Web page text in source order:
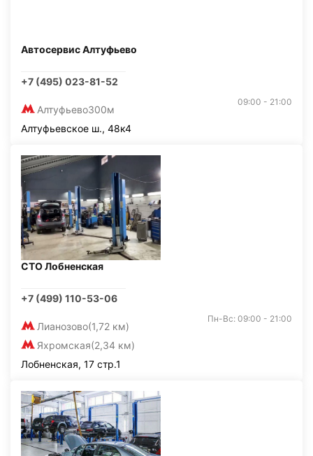
Автосервис Алтуфьево
+7 (495) 023-81-52
Алтуфьево300м
09:00 - 21:00
Алтуфьевское ш., 48к4
СТО Лобненская
+7 (499) 110-53-06
Лианозово(1,72 км)
Яхромская(2,34 км)
Пн-Вс: 09:00 - 21:00
Лобненская, 17 стр.1